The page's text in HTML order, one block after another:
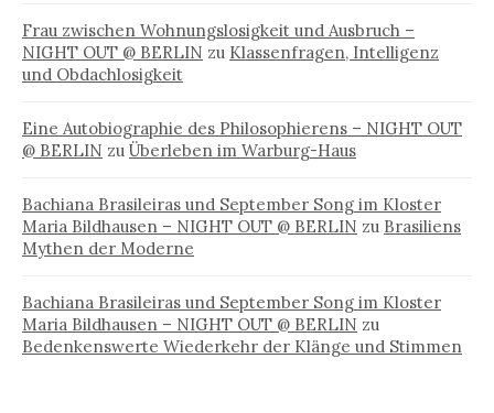
Frau zwischen Wohnungslosigkeit und Ausbruch –
NIGHT OUT @ BERLIN zu Klassenfragen, Intelligenz
und Obdachlosigkeit
Eine Autobiographie des Philosophierens – NIGHT OUT
@ BERLIN zu Überleben im Warburg-Haus
Bachiana Brasileiras und September Song im Kloster
Maria Bildhausen – NIGHT OUT @ BERLIN zu Brasiliens
Mythen der Moderne
Bachiana Brasileiras und September Song im Kloster
Maria Bildhausen – NIGHT OUT @ BERLIN zu
Bedenkenswerte Wiederkehr der Klänge und Stimmen